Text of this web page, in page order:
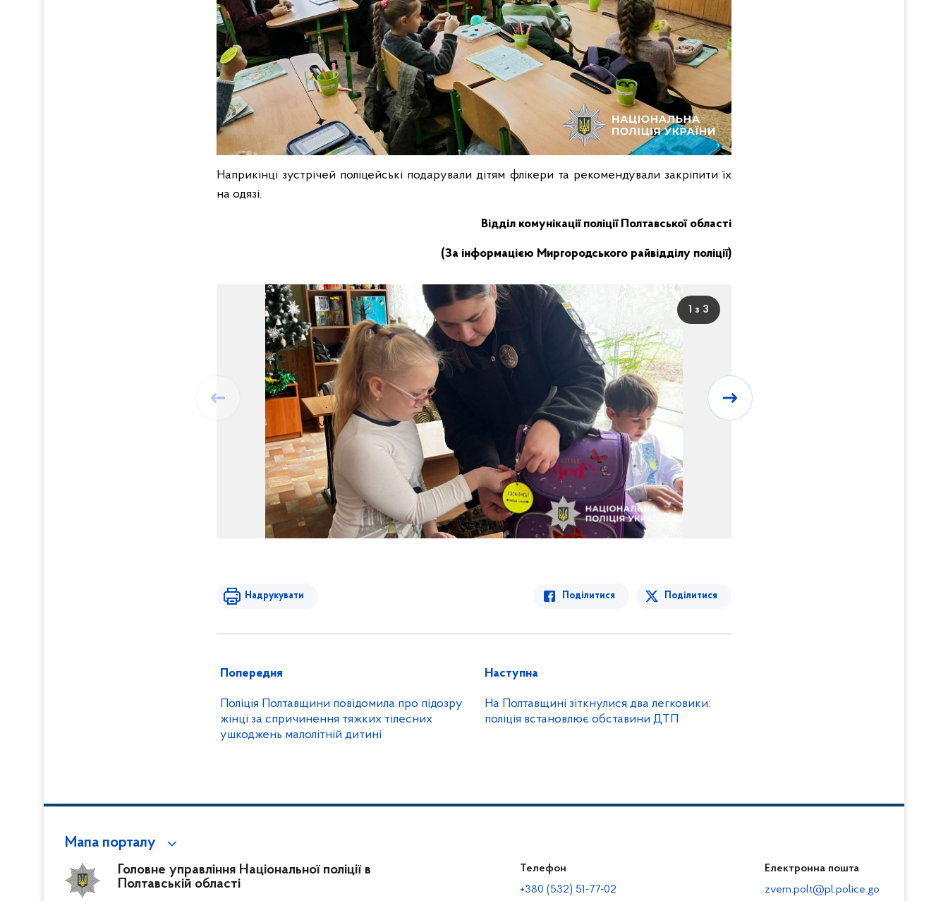
Наприкінці зустрічей поліцейські подарували дітям флікери та рекомендували закріпити їх
на одязі.
Відділ комунікації поліції Полтавської області
(За інформацією Миргородського райвідділу поліції)
1 з 3
Надрукувати Поділитися Поділитися
Попередня
Поліція Полтавщини повідомила про підозру
жінці за спричинення тяжких тілесних
ушкоджень малолітній дитині
Наступна
На Полтавщині зіткнулися два легковики:
поліція встановлює обставини ДТП
Мапа порталу
Головне управління Національної поліції в
Полтавській області
Телефон
+380 (532) 51-77-02
Електронна пошта
zvern.polt@pl.police.go